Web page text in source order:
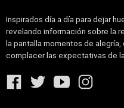
Inspirados día a día para dejar
revelando información sobre la
la pantalla momentos de
complacer las expectativas de